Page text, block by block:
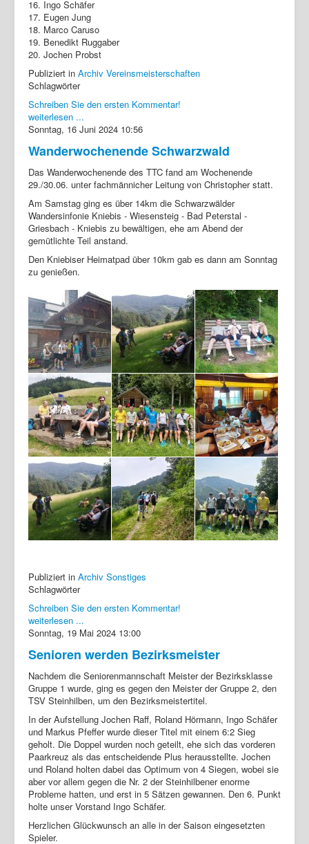
16. Ingo Schäfer
17. Eugen Jung
18. Marco Caruso
19. Benedikt Ruggaber
20. Jochen Probst
Publiziert in Archiv Vereinsmeisterschaften
Schlagwörter
Schreiben Sie den ersten Kommentar!
weiterlesen ...
Sonntag, 16 Juni 2024 10:56
Wanderwochenende Schwarzwald
Das Wanderwochenende des TTC fand am Wochenende
29./30.06. unter fachmännicher Leitung von Christopher statt.
Am Samstag ging es über 14km die Schwarzwälder
Wandersinfonie Kniebis - Wiesensteig - Bad Peterstal -
Griesbach - Kniebis zu bewältigen, ehe am Abend der
gemütlichte Teil anstand.
Den Kniebiser Heimatpad über 10km gab es dann am Sonntag
zu genießen.
Publiziert in Archiv Sonstiges
Schlagwörter
Schreiben Sie den ersten Kommentar!
weiterlesen ...
Sonntag, 19 Mai 2024 13:00
Senioren werden Bezirksmeister
Nachdem die Seniorenmannschaft Meister der Bezirksklasse
Gruppe 1 wurde, ging es gegen den Meister der Gruppe 2, den
TSV Steinhilben, um den Bezirksmeistertitel.
In der Aufstellung Jochen Raff, Roland Hörmann, Ingo Schäfer
und Markus Pfeffer wurde dieser Titel mit einem 6:2 Sieg
geholt. Die Doppel wurden noch geteilt, ehe sich das vorderen
Paarkreuz als das entscheidende Plus herausstellte. Jochen
und Roland holten dabei das Optimum von 4 Siegen, wobei sie
aber vor allem gegen die Nr. 2 der Steinhilbener enorme
Probleme hatten, und erst in 5 Sätzen gewannen. Den 6. Punkt
holte unser Vorstand Ingo Schäfer.
Herzlichen Glückwunsch an alle in der Saison eingesetzten
Spieler.